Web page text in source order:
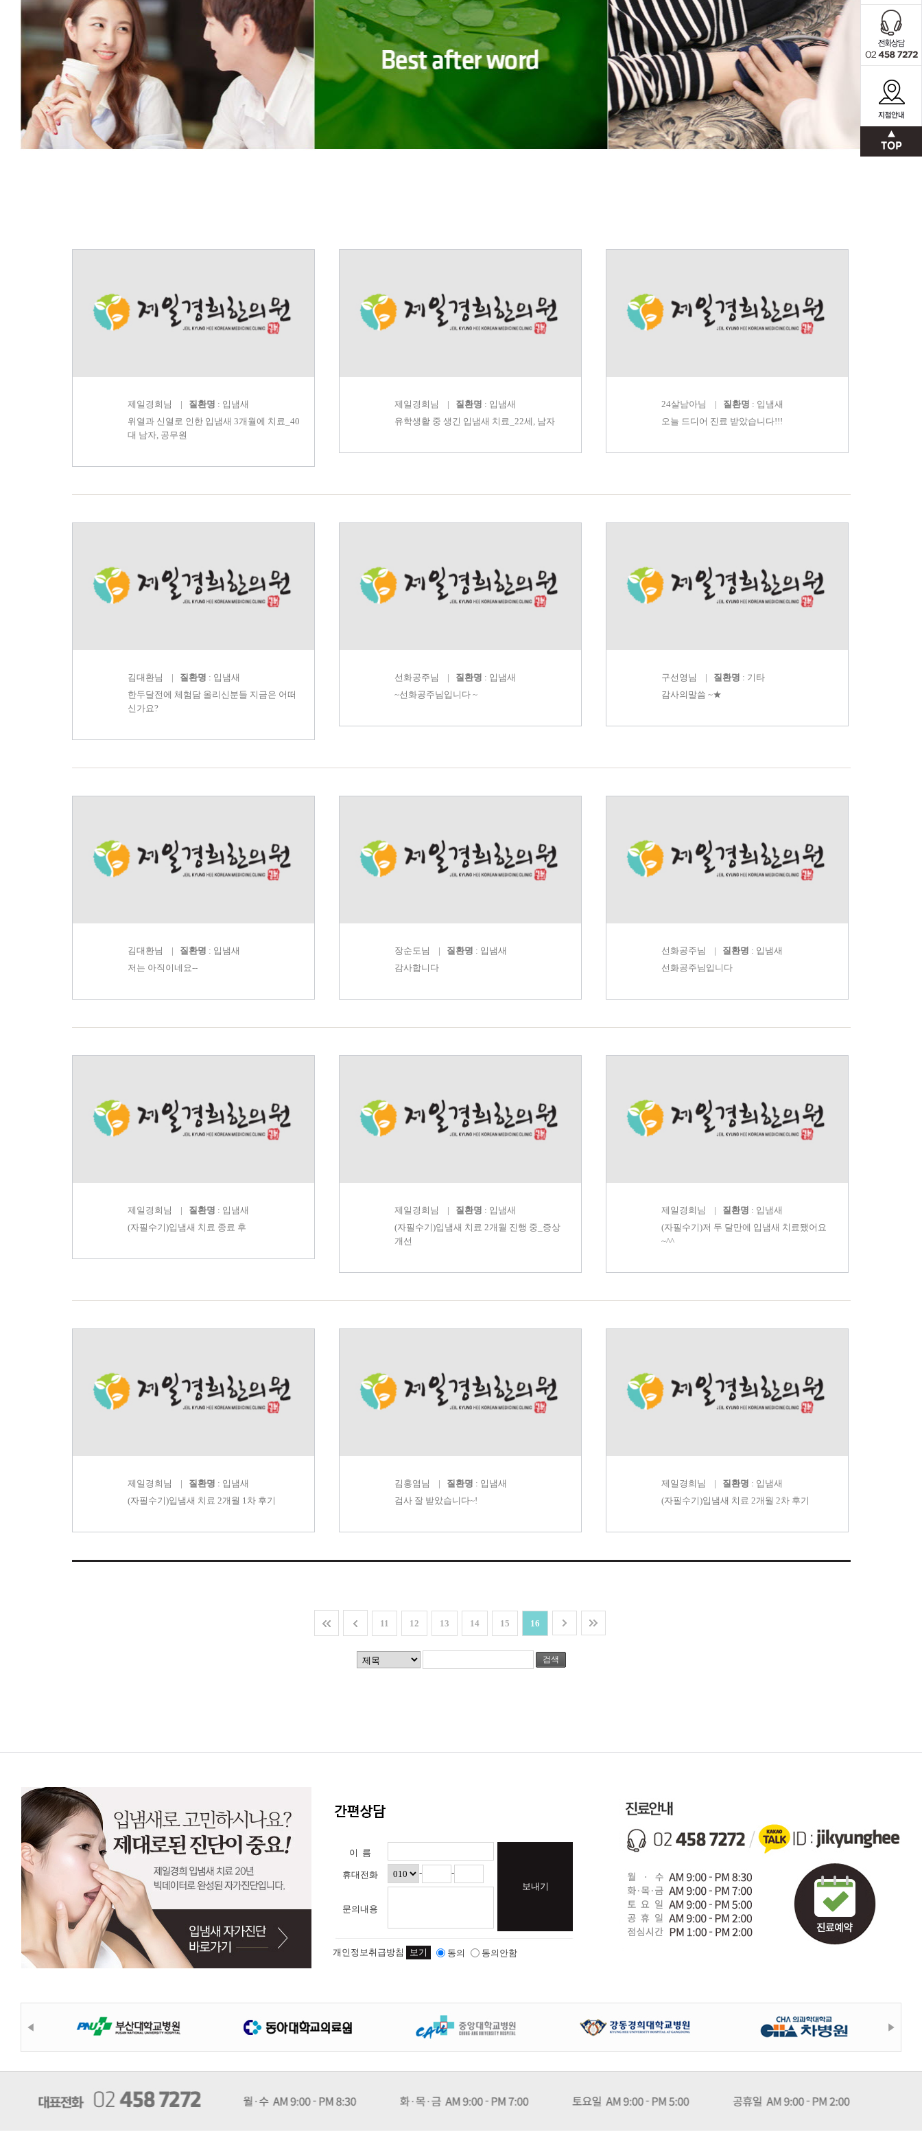
제일경희 님 | 질환명 : 입냄새
위열과 신열로 인한 입냄새 3개월에 치료_40
대 남자, 공무원
제일경희 님 | 질환명 : 입냄새
유학생활 중 생긴 입냄새 치료_22세, 남자
24살남아님 | 질환명 : 입냄새
오늘 드디어 진료 받았습니다!!!
김대환님 | 질환명 : 입냄새
한두달전에 체험담 올리신분들 지금은 어떠
신가요?
선화공주님 | 질환명 : 입냄새
~선화공주님입니다 ~
구선영 님 | 질환명 : 기타
감사의말씀 ~★
김대환님 | 질환명 : 입냄새
저는 아직이네요--
장순도님 | 질환명 : 입냄새
감사합니다
선화공주님 | 질환명 : 입냄새
선화공주님입니다
제일경희 님 | 질환명 : 입냄새
(자필수기)입냄새 치료 종료 후
제일경희 님 | 질환명 : 입냄새
(자필수기)입냄새 치료 2개월 진행 중_증상
개선
제일경희 님 | 질환명 : 입냄새
(자필수기)저 두 달만에 입냄새 치료됐어요
~^^
제일경희 님 | 질환명 : 입냄새
(자필수기)입냄새 치료 2개월 1차 후기
김홍염 님 | 질환명 : 입냄새
검사 잘 받았습니다~!
제일경희 님 | 질환명 : 입냄새
(자필수기)입냄새 치료 2개월 2차 후기
11 12 13 14 15 16
검색
이 름
휴대전화 - -
문의내용
보내기
개인정보취급방침 보기 동의 동의안함